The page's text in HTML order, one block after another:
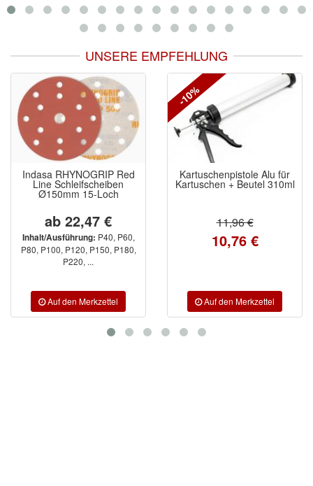
UNSERE EMPFEHLUNG
Indasa RHYNOGRIP Red
Line Schleifscheiben
Ø150mm 15-Loch
ab 22,47 €
Inhalt/Ausführung: P40, P60,
P80, P100, P120, P150, P180,
P220, ...
Kartuschenpistole Alu für
Kartuschen + Beutel 310ml
11,96 €
10,76 €
-10%